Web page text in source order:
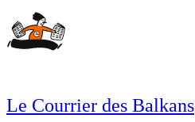
Le Courrier des Balkans